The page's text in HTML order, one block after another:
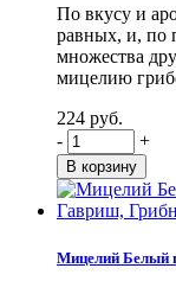
По вкусу и
равных, и, по
множества
мицелию
224 руб.
-
+
Мицелий Белый